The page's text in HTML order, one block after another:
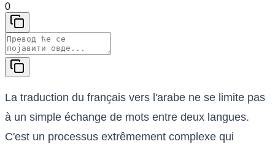
0
La traduction du français vers l'arabe ne se limite pas
à un simple échange de mots entre deux langues.
C'est un processus extrêmement complexe qui